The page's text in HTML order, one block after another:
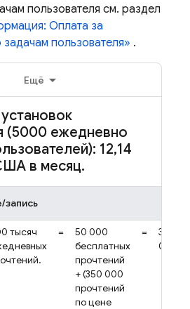
пользователя см. раздел
Оплата за
пользователя» .
Ещё
(5000 ежедневно
12,14
в месяц.
запись
тысяч
=
50 000
бесплатных
прочтений
+ (350 000
прочтений
по цене
=
3,5 *
0,06 $